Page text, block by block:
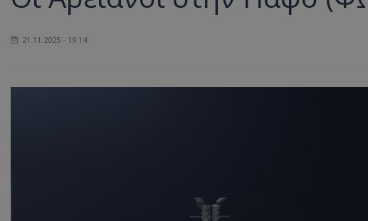
21.11.2025 - 19:14